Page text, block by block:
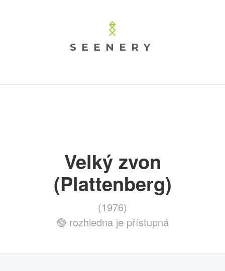
SEENERY
Velký zvon
(Plattenberg)
(1976)
🟢 rozhledna je přístupná